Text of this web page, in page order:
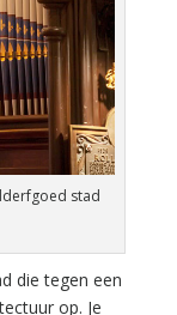
stad
die tegen een
op. Je